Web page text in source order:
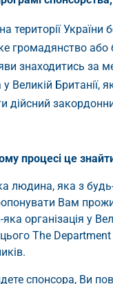
території України
громадянство
знаходитись за
Великій Британії,
дійсний
процесі це
людина, яка з
Вам
організація у
The
спонсора, Ви